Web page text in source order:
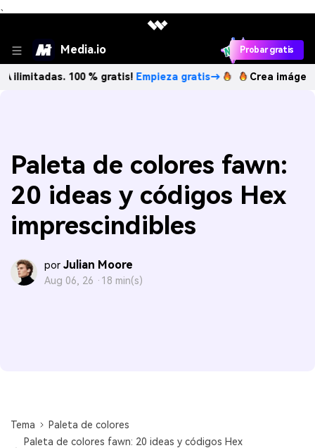
、
Media.io Probar gratis
100 % gratis! Empieza gratis→ Crea imágenes IA
Paleta de colores fawn:
20 ideas y códigos Hex
imprescindibles
por Julian Moore
Aug 06, 26 · 18 min(s)
Tema
Paleta de colores
Paleta de colores fawn: 20 ideas y códigos Hex